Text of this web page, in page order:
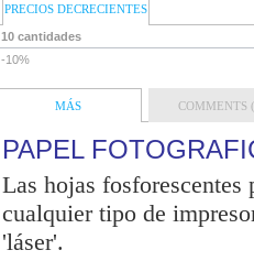
PRECIOS DECRECIENTES
10 cantidades
-10%
MÁS COMMENTS
PAPEL
Las hojas
cualquier tipo de
'láser'.